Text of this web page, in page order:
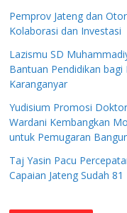
Pemprov Jateng dan
Kolaborasi dan Investasi
Lazismu SD
Bantuan Pendidikan
Karanganyar
Yudisium Promosi
Wardani Kembangkan
untuk Pemugaran
Taj Yasin Pacu
Capaian Jateng Sudah 81